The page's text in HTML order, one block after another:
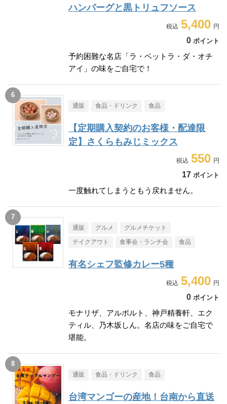
ハンバーグと黒トリュフソース
5,400
0 ポイント
予約困難な名店「ラ・ベットラ・ダ・オチ
アイ」の味をご自宅で！
通販 食品・ドリンク 食品
【定期購入契約のお客様・配達限
定】さくらもみじミックス
550
17 ポイント
一度触れてしまうともう戻れません。
通販 グルメ グルメチケット
テイクアウト 食事会・ランチ会 食品
有名シェフ監修カレー5種
5,400
0 ポイント
モナリザ、アルポルト、神戸精養軒、エク
ティル、乃木坂しん。名店の味をご自宅で
堪能。
通販 食品・ドリンク 食品
台湾マンゴーの産地！台南から直送